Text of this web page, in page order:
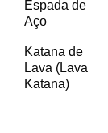
Espada de
Aço
Katana de
Lava (Lava
Katana)